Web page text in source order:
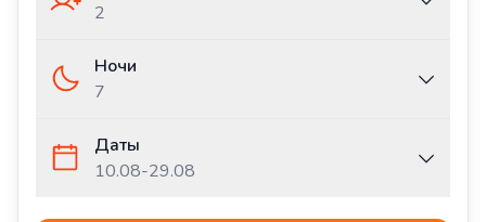
2
Ночи
7
Даты
10.08-29.08